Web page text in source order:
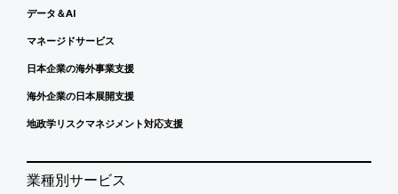
データ＆AI
マネージドサービス
日本企業の海外事業支援
海外企業の日本展開支援
地政学リスクマネジメント対応支援
業種別サービス